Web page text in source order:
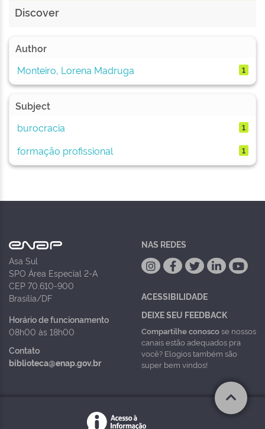
Discover
Author
Monteiro, Lorena Madruga
1
Subject
burocracia
1
formação profissional 1
Asa Sul
SPO Área Especial 2-A
CEP 70.610-900
Brasília/DF
Horário de funcionamento
08h00 às 18h00
Contato
biblioteca@enap.gov.br
NAS REDES
ACESSIBILIDADE
DEIXE SEU FEEDBACK
Compartilhe conoscose nossos
canais estão adequados pra
você? Elogios também são
super bem vindos!